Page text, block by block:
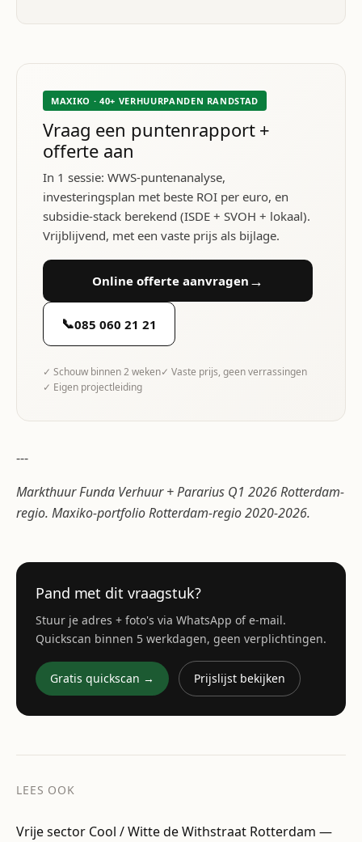
MAXIKO · 40+ VERHUURPANDEN RANDSTAD
Vraag een puntenrapport +
offerte aan
In 1 sessie: WWS-puntenanalyse,
investeringsplan met beste ROI per euro, en
subsidie-stack berekend (ISDE + SVOH + lokaal).
Vrijblijvend, met een vaste prijs als bijlage.
Online offerte aanvragen →
📞085 060 21 21
✓ Schouw binnen 2 weken✓ Vaste prijs, geen verrassingen
✓ Eigen projectleiding
---
Markthuur Funda Verhuur + Pararius Q1 2026 Rotterdam-
regio. Maxiko-portfolio Rotterdam-regio 2020-2026.
Pand met dit vraagstuk?
Stuur je adres + foto's via WhatsApp of e-mail.
Quickscan binnen 5 werkdagen, geen verplichtingen.
Gratis quickscan → Prijslijst bekijken
LEES OOK
Vrije sector Cool / Witte de Withstraat Rotterdam —